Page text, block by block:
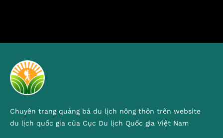
Chuyên trang quảng bá du lịch nông thôn trên website
du lịch quốc gia của Cục Du lịch Quốc gia Việt Nam